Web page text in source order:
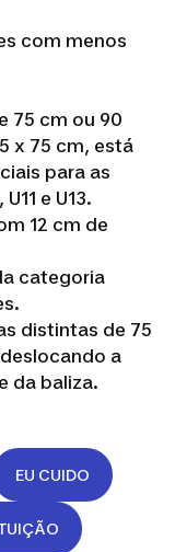
com menos
75 cm ou 90
x 75 cm, está
para as
e U13.
12 cm de
categoria
distintas de 75
a
da baliza.
EU CUIDO